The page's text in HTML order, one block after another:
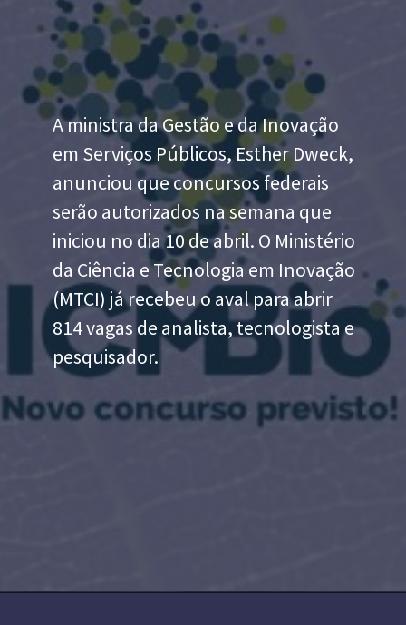
A ministra da Gestão e da Inovação
em Serviços Públicos, Esther Dweck,
anunciou que concursos federais
serão autorizados na semana que
iniciou no dia 10 de abril. O Ministério
da Ciência e Tecnologia em Inovação
(MTCI) já recebeu o aval para abrir
814 vagas de analista, tecnologista e
pesquisador.